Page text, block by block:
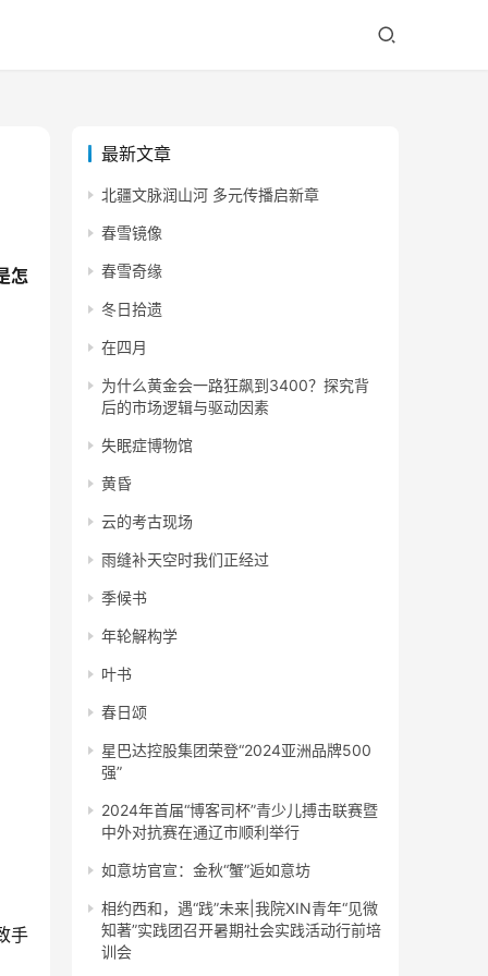
怎
手
最新文章
北疆文脉润山河 多元传播启新章
春雪镜像
春雪奇缘
冬日拾遗
在四月
为什么黄金会一路狂飙到3400？探究背
后的市场逻辑与驱动因素
失眠症博物馆
黄昏
云的考古现场
雨缝补天空时我们正经过
季候书
年轮解构学
叶书
春日颂
星巴达控股集团荣登“2024亚洲品牌500
强”
2024年首届“博客司杯”青少儿搏击联赛暨
中外对抗赛在通辽市顺利举行
如意坊官宣：金秋“蟹”逅如意坊
相约西和，遇“践”未来|我院XIN青年“见微
知著”实践团召开暑期社会实践活动行前培
训会